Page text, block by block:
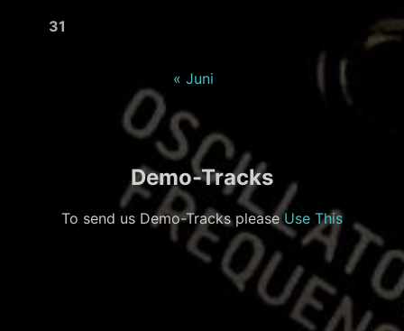
31
« Juni
Demo-Tracks
To send us Demo-Tracks pleaseUse This